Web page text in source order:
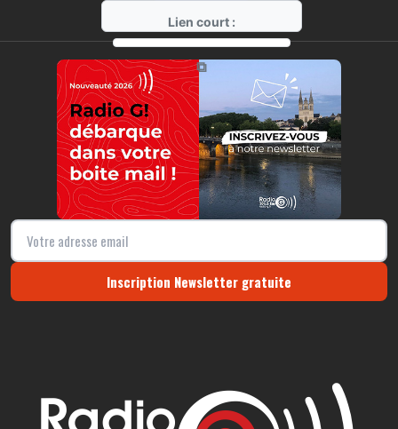
Lien court :
https://radio-g.fr?15607
⧉
Inscription Newsletter gratuite